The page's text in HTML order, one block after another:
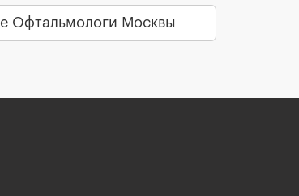
Офтальмологи Москвы